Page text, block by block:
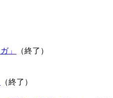
」
（終了）
（終了）